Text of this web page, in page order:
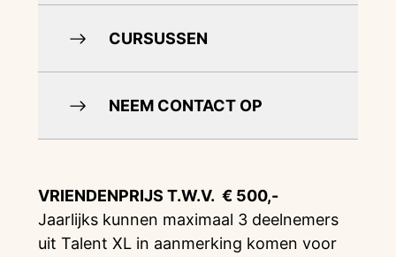
CURSUSSEN
NEEM CONTACT OP
VRIENDENPRIJS T.W.V. € 500,-
Jaarlijks kunnen maximaal 3 deelnemers
uit Talent XL in aanmerking komen voor